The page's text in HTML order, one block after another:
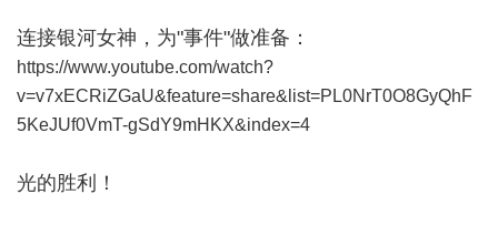
连接银河女神，为"事件"做准备：
https://www.youtube.com/watch?
v=v7xECRiZGaU&feature=share&list=PL0NrT0O8GyQhF
5KeJUf0VmT-gSdY9mHKX&index=4
光的胜利！